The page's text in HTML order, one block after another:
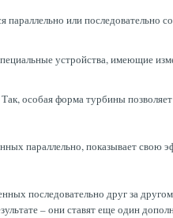
параллельно или последовательно
устройства, имеющие
особая форма турбины
параллельно, показывает свою
последовательно друг за
– они ставят еще один